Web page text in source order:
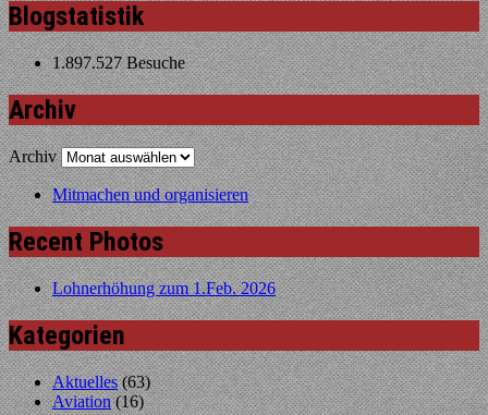
Blogstatistik
1.897.527 Besuche
Archiv
Archiv
Mitmachen und organisieren
Recent Photos
Lohnerhöhung zum 1.Feb. 2026
Kategorien
Aktuelles(63)
Aviation(16)